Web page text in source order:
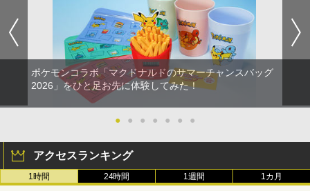
￥350
【中古】アッコにおまかせ!ブレインショ
ック
￥350
【中古】ラストストーリー(特典なし) -
Wii
￥359
劇場版「鬼滅の刃」無限城編 第一章 猗
窩座再来【通常版】 [Blu-ray]
￥3,916
3
幻想万華鏡15周年記念作品第19話 幻想
ポケモンコラボ「マクドナルドのサマーチャンスバッグ
2026」をひと足お先に体験してみた！
● ● ● ● ● ● ●
アクセスランキング
1時間 24時間 1週間 1カ月